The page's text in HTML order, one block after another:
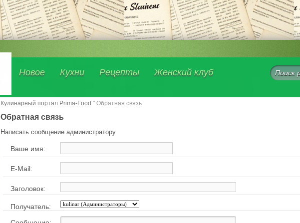
Новое Кухни Рецепты Женский клуб
Кулинарный портал Prima-Food " Обратная связь
Обратная связь
Написать сообщение администратору
Ваше имя:
E-Mail:
Заголовок:
Получатель: